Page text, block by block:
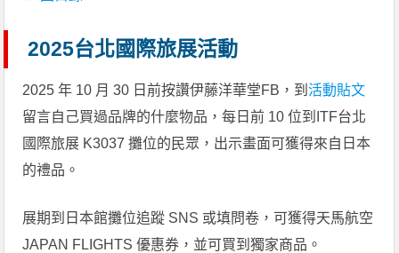
2025台北國際旅展活動
2025 年 10 月 30 日前按讚伊藤洋華堂FB，到活動貼文
留言自己買過品牌的什麼物品，每日前 10 位到ITF台北
國際旅展 K3037 攤位的民眾，出示畫面可獲得來自日本
的禮品。
展期到日本館攤位追蹤 SNS 或填問卷，可獲得天馬航空
JAPAN FLIGHTS 優惠券，並可買到獨家商品。